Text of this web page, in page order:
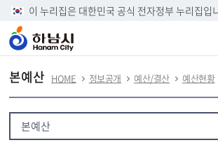
본문 바로가기
이 누리집은 대한민국 공식 전자정부 누리집입
본예산 HOME 정보공개 예산/결산 예산현황
본예산